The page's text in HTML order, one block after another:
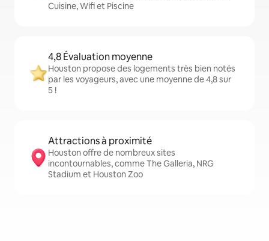
Cuisine, Wifi et Piscine
4,8 Évaluation moyenne
Houston propose des logements très bien notés
par les voyageurs, avec une moyenne de 4,8 sur
5 !
Attractions à proximité
Houston offre de nombreux sites
incontournables, comme The Galleria, NRG
Stadium et Houston Zoo